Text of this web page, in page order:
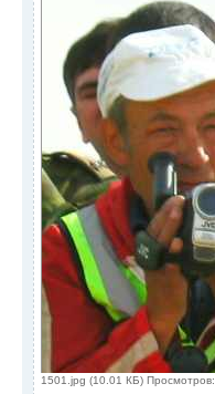
1501.jpg (10.01 КБ)